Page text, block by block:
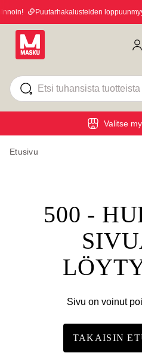
Puutarhakalusteiden
Valitse
Etusivu
500 -
Sivu on voinut
TAKAISIN